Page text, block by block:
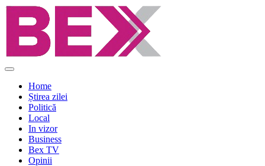
Sari
Home
Știrea zilei
Politică
Local
In vizor
Business
Bex TV
Opinii